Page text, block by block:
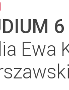
6
Ewa